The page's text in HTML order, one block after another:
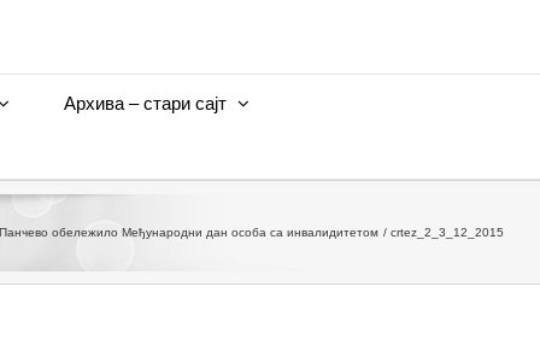
Архива – стари сајт
обележило Међународни дан особа са инвалидитетом crtez_2_3_12_2015